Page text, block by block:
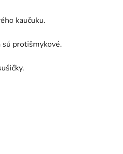
kaučuku.
sú protišmykové.